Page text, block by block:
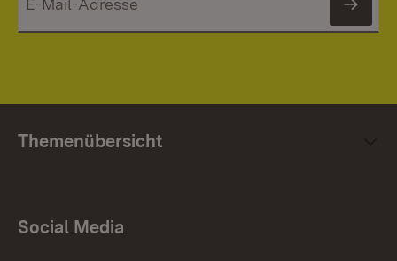
Themenübersicht
Social Media